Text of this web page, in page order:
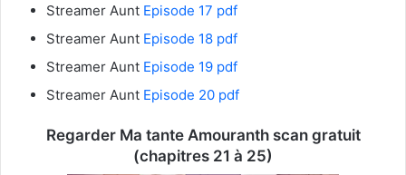
Streamer Aunt Episode 17 pdf
Streamer Aunt Episode 18 pdf
Streamer Aunt Episode 19 pdf
Streamer Aunt Episode 20 pdf
Regarder Ma tante Amouranth scan gratuit
(chapitres 21 à 25)